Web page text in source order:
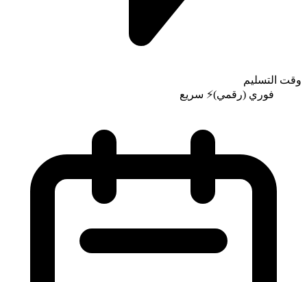
وقت التسليم
فوري (رقمي)⚡ سريع